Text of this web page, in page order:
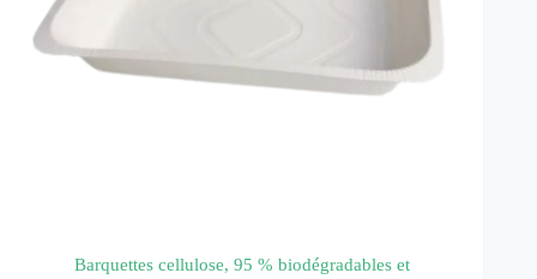
Barquettes cellulose, 95 % biodégradables et